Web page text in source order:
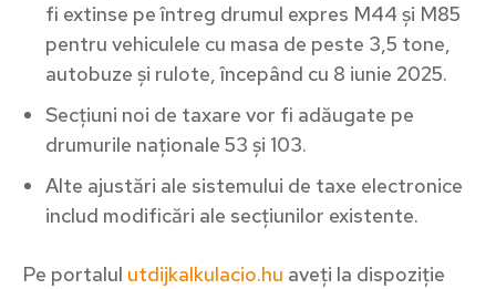
fi extinse pe întreg drumul expres M44 și M85
pentru vehiculele cu masa de peste 3,5 tone,
autobuze și rulote, începând cu 8 iunie 2025.
Secțiuni noi de taxare vor fi adăugate pe
drumurile naționale 53 și 103.
Alte ajustări ale sistemului de taxe electronice
includ modificări ale secțiunilor existente.
Pe portalul utdijkalkulacio.hu aveți la dispoziție